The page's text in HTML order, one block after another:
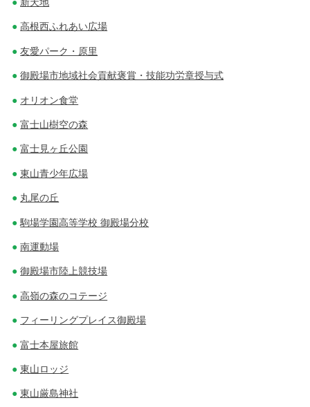
高根西ふれあい広場
友愛パーク・原里
御殿場市地域社会貢献褒賞・技能功労章授与式
オリオン食堂
富士山樹空の森
富士見ヶ丘公園
東山青少年広場
丸尾の丘
駒場学園高等学校 御殿場分校
南運動場
御殿場市陸上競技場
高嶺の森のコテージ
フィーリングプレイス御殿場
富士本屋旅館
東山ロッジ
東山厳島神社